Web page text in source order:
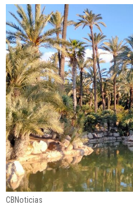
CBNoticias